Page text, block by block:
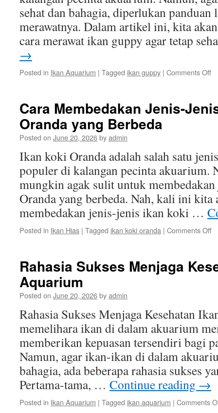
sehat dan bahagia, diperlukan panduan
merawatnya. Dalam artikel ini, kita
cara merawat ikan guppy agar tetap
→
Posted in Ikan Aquarium | Tagged ikan guppy | Comments Offon
Cara Membedakan Jenis-
Oranda yang Berbeda
Posted on June 20, 2026byadmin
Ikan koki Oranda adalah salah satu
populer di kalangan pecinta akuarium.
mungkin agak sulit untuk
Oranda yang berbeda. Nah, kali ini kita
membedakan jenis-jenis ikan koki …
Posted in Ikan Hias | Tagged ikan koki oranda | Comments Off
Rahasia Sukses Menjaga
Aquarium
Posted on June 20, 2026byadmin
Rahasia Sukses Menjaga Kesehatan
memelihara ikan di dalam akuarium
memberikan kepuasan tersendiri bagi
Namun, agar ikan-ikan di dalam
bahagia, ada beberapa rahasia sukses
Pertama-tama, … Continue reading →
Posted in Ikan Aquarium | Tagged ikan aquarium | Comments